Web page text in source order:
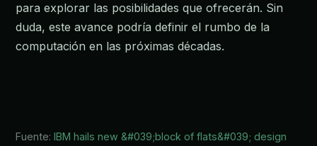
para explorar las posibilidades que ofrecerán. Sin
duda, este avance podría definir el rumbo de la
computación en las próximas décadas.
Fuente: IBM hails new &#039;block of flats&#039; design